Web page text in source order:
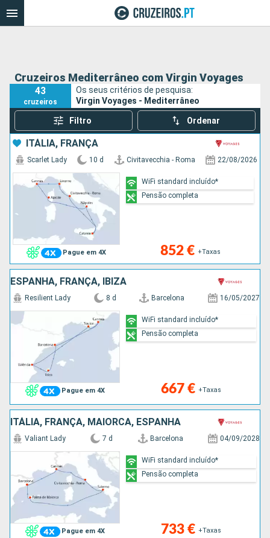
Cruzeiros Mediterrâneo com Virgin Voyages
43
cruzeiros
Os seus critérios de pesquisa:
Virgin Voyages - Mediterrâneo
Filtro Ordenar
ITÁLIA, FRANÇA
Pague em 4X
Scarlet Lady 10 d Civitavecchia - Roma 22/08/2026
852 € +Taxas
WiFi standard incluído*
Pensão completa
ESPANHA, FRANÇA, IBIZA
Pague em 4X
Resilient Lady 8 d Barcelona 16/05/2027
667 € +Taxas
WiFi standard incluído*
Pensão completa
ITÁLIA, FRANÇA, MAIORCA, ESPANHA
Pague em 4X
Valiant Lady 7 d Barcelona 04/09/2028
733 € +Taxas
WiFi standard incluído*
Pensão completa